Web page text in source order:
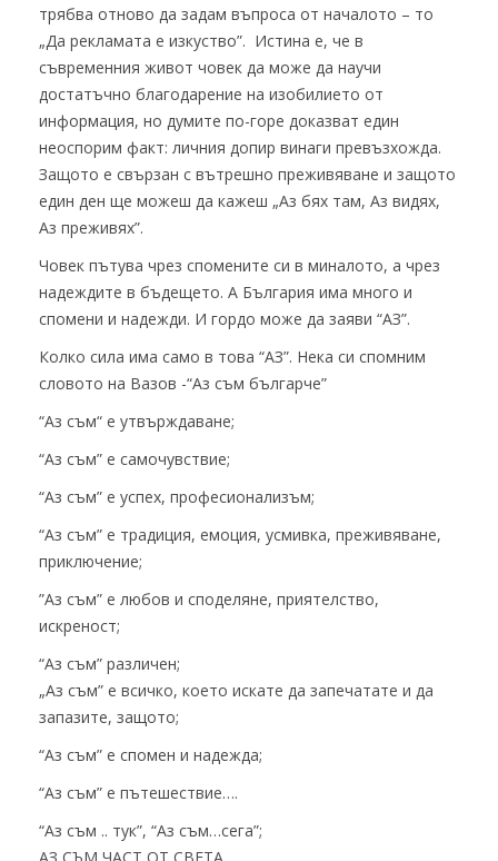
трябва отново да задам въпроса от началото – то
„Да рекламата е изкуство”. Истина е, че в
съвременния живот човек да може да научи
достатъчно благодарение на изобилието от
информация, но думите по-горе доказват един
неоспорим факт: личния допир винаги превъзхожда.
Защото е свързан с вътрешно преживяване и защото
един ден ще можеш да кажеш „Аз бях там, Аз видях,
Аз преживях”.
Човек пътува чрез спомените си в миналото, а чрез
надеждите в бъдещето. А България има много и
спомени и надежди. И гордо може да заяви “АЗ”.
Колко сила има само в това “АЗ”. Нека си спомним
словото на Вазов -“Аз съм българче”
“Аз съм“ е утвърждаване;
“Аз съм” е самочувствие;
“Аз съм” е успех, професионализъм;
“Аз съм” е традиция, емоция, усмивка, преживяване,
приключение;
”Аз съм” е любов и споделяне, приятелство,
искреност;
“Аз съм” различен;
„Аз съм” е всичко, което искате да запечатате и да
запазите, защото;
“Аз съм” е спомен и надежда;
“Аз съм” е пътешествие….
“Аз съм .. тук”, “Аз съм…сега”;
АЗ СЪМ ЧАСТ ОТ СВЕТА….